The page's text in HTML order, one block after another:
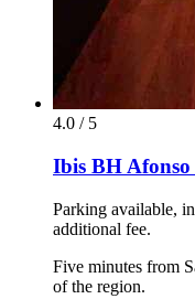
4.0 / 5
Ibis BH Afonso
Parking available,
additional fee.
Five minutes from
of the region.